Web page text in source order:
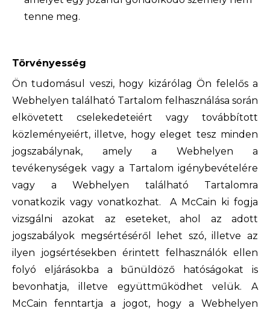
tenne meg.
Törvényesség
Ön tudomásul veszi, hogy kizárólag Ön felelős a
Webhelyen található Tartalom felhasználása során
elkövetett cselekedeteiért vagy továbbított
közleményeiért, illetve, hogy eleget tesz minden
jogszabálynak, amely a Webhelyen a
tevékenységek vagy a Tartalom igénybevételére
vagy a Webhelyen található Tartalomra
vonatkozik vagy vonatkozhat. A McCain ki fogja
vizsgálni azokat az eseteket, ahol az adott
jogszabályok megsértéséről lehet szó, illetve az
ilyen jogsértésekben érintett felhasználók ellen
folyó eljárásokba a bűnüldöző hatóságokat is
bevonhatja, illetve együttműködhet velük. A
McCain fenntartja a jogot, hogy a Webhelyen